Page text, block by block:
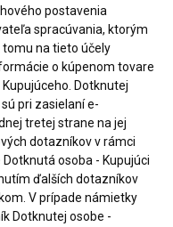
postavenia
spracúvania, ktorým
na tieto účely
o kúpenom tovare
Dotknutej
pri zasielaní e-
tretej strane na jej
dotazníkov v rámci
osoba - Kupujúci
ďalších dotazníkov
V prípade námietky
Dotknutej osobe -